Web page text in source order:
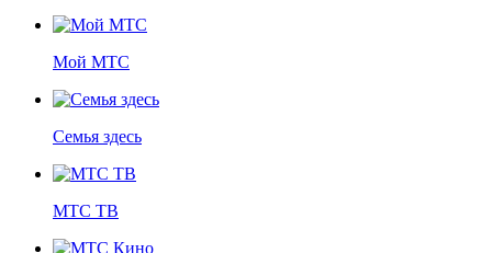
Мой МТС
Семья здесь
МТС ТВ